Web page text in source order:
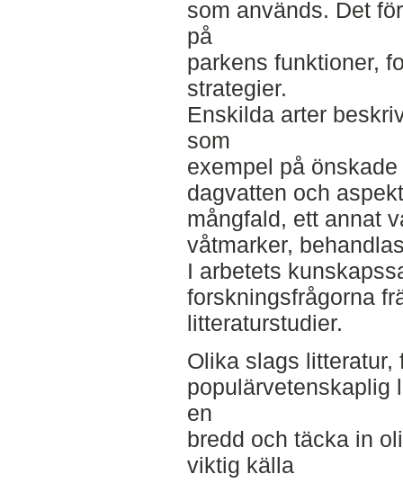
som används. Det
på
parkens funktioner,
strategier.
Enskilda arter
som
exempel på
dagvatten och
mångfald, ett annat
våtmarker,
I arbetets
forskningsfrågorna
litteraturstudier.
Olika slags
populärvetenskaplig
en
bredd och täcka in
viktig källa